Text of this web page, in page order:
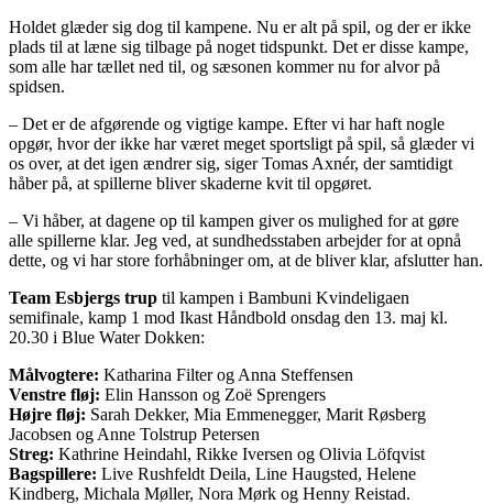
Holdet glæder sig dog til kampene. Nu er alt på spil, og der er ikke
plads til at læne sig tilbage på noget tidspunkt. Det er disse kampe,
som alle har tællet ned til, og sæsonen kommer nu for alvor på
spidsen.
– Det er de afgørende og vigtige kampe. Efter vi har haft nogle
opgør, hvor der ikke har været meget sportsligt på spil, så glæder vi
os over, at det igen ændrer sig, siger Tomas Axnér, der samtidigt
håber på, at spillerne bliver skaderne kvit til opgøret.
– Vi håber, at dagene op til kampen giver os mulighed for at gøre
alle spillerne klar. Jeg ved, at sundhedsstaben arbejder for at opnå
dette, og vi har store forhåbninger om, at de bliver klar, afslutter han.
Team Esbjergs trup til kampen i Bambuni Kvindeligaen
semifinale, kamp 1 mod Ikast Håndbold onsdag den 13. maj kl.
20.30 i Blue Water Dokken:
Målvogtere: Katharina Filter og Anna Steffensen
Venstre fløj: Elin Hansson og Zoë Sprengers
Højre fløj: Sarah Dekker, Mia Emmenegger, Marit Røsberg
Jacobsen og Anne Tolstrup Petersen
Streg: Kathrine Heindahl, Rikke Iversen og Olivia Löfqvist
Bagspillere: Live Rushfeldt Deila, Line Haugsted, Helene
Kindberg, Michala Møller, Nora Mørk og Henny Reistad.